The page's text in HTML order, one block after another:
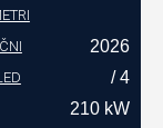
2026
/ 4
210 kW